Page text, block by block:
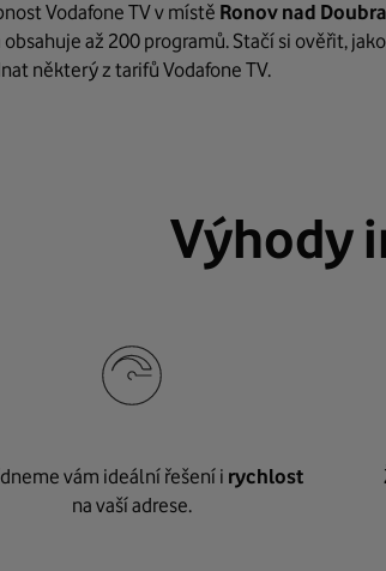
Vodafone TV v místě Ronov nad
až 200 programů. Stačí si ověřit,
některý z tarifů Vodafone TV.
Výhody
vám ideální řešení i rychlost
na vaší adrese.